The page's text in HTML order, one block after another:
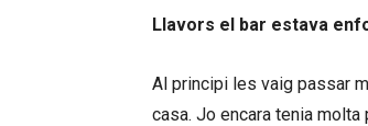
Llavors el bar estava
Al principi les vaig passar
casa. Jo encara tenia molta